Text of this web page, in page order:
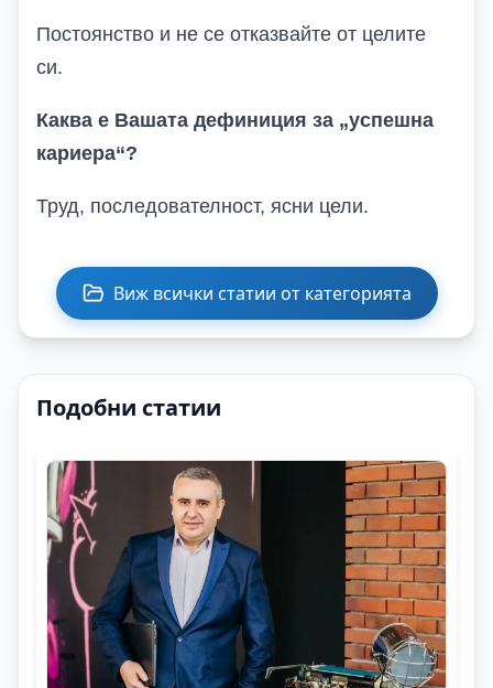
Постоянство и не се отказвайте от целите
си.
Каква е Вашата дефиниция за „успешна
кариера“?
Труд, последователност, ясни цели.
Виж всички статии от категорията
Подобни статии